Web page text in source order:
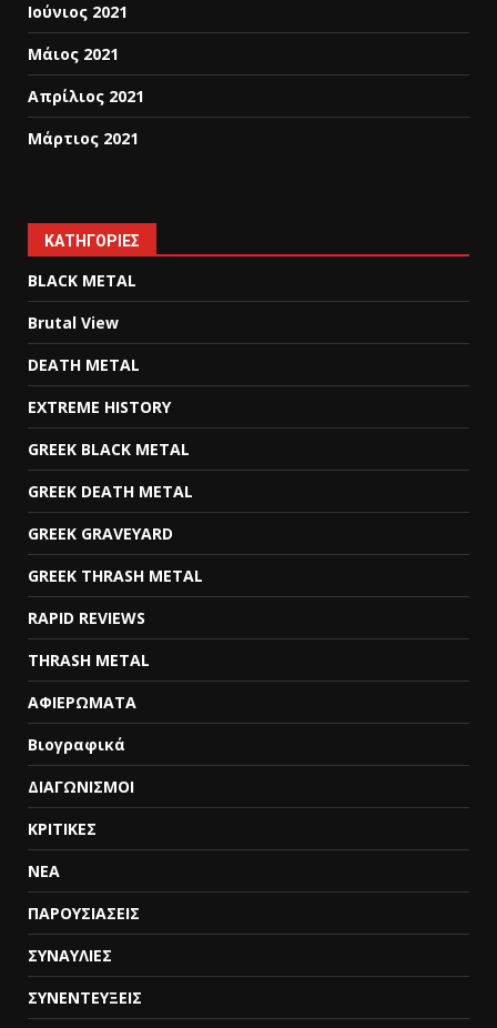
Ιούνιος 2021
Μάιος 2021
Απρίλιος 2021
Μάρτιος 2021
KΑΤΗΓΟΡΊΕΣ
BLACK METAL
Brutal View
DEATH METAL
EXTREME HISTORY
GREEK BLACK METAL
GREEK DEATH METAL
GREEK GRAVEYARD
GREEK THRASH METAL
RAPID REVIEWS
THRASH METAL
ΑΦΙΕΡΩΜΑΤΑ
Βιογραφικά
ΔΙΑΓΩΝΙΣΜΟΙ
ΚΡΙΤΙΚΕΣ
ΝΕΑ
ΠΑΡΟΥΣΙΑΣΕΙΣ
ΣΥΝΑΥΛΙΕΣ
ΣΥΝΕΝΤΕΥΞΕΙΣ